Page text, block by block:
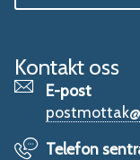
Kontakt oss
E-post
Telefon